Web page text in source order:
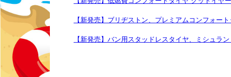
【新発売】ブリヂストン、プレミアムコンフォー
【新発売】バン用スタッドレスタイヤ、ミシュラ